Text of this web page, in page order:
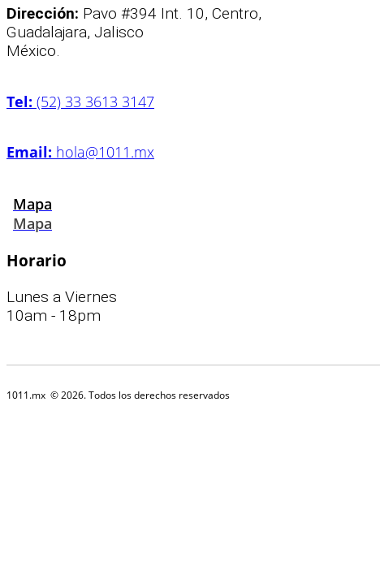
Dirección: Pavo #394 Int. 10, Centro,
Guadalajara, Jalisco
México.
Tel: (52) 33 3613 3147
Email: hola@1011.mx
Mapa
Mapa
Horario
Lunes a Viernes
10am - 18pm
1011.mx © 2026. Todos los derechos reservados